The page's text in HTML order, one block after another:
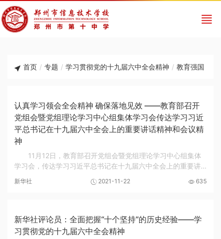
首页 / 专题 / 学习贯彻党的十九届六中全会精神 / 教育强国
认真学习领会全会精神 确保落地见效 ——教育部召开
党组会暨党组理论学习中心组集体学习会传达学习习近
平总书记在十九届六中全会上的重要讲话精神和会议精
神
11月12日，教育部召开党组会暨党组理论学习中心组集体
学习会，传达学习习近平总书记在十九届六中全会上的重要讲
讲话。会议强调，党的十九届六中全会，是在我...
新华社 2021-11-22 635
新华社评论员：全面把握“十个坚持”的历史经验——学
习贯彻党的十九届六中全会精神